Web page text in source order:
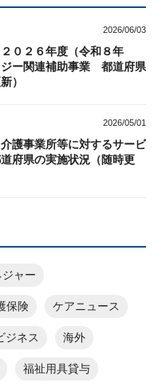
2026/06/03
２０２６年度（令和８年
ー関連補助事業 都道府県
）
2026/05/01
介護事業所等に対するサービ
府県の実施状況（随時更
ャー
保険 ケアニュース
ジネス 海外
福祉用具貸与